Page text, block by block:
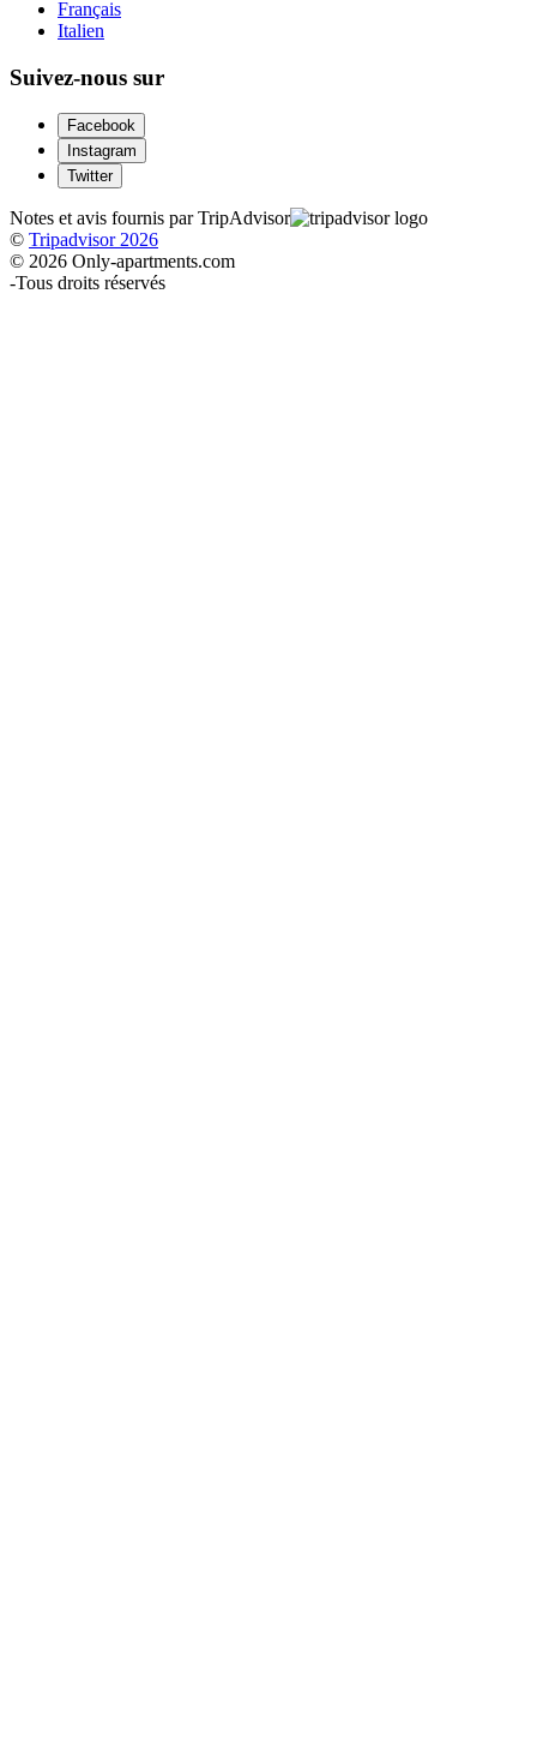
Français
Italien
Suivez-nous sur
Facebook
Instagram
Twitter
Notes et avis fournis par TripAdvisor
© Tripadvisor 2026
© 2026 Only-apartments.com
-Tous droits réservés